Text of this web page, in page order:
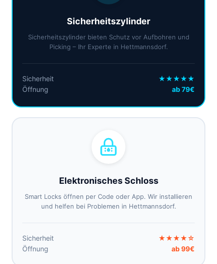
Sicherheitszylinder
Sicherheitszylinder bieten Schutz vor Aufbohren und
Picking – Ihr Experte in Hettmannsdorf.
Sicherheit
★★★★★
Öffnung
ab 79€
Elektronisches Schloss
Smart Locks öffnen per Code oder App. Wir installieren
und helfen bei Problemen in Hettmannsdorf.
Sicherheit
★★★★☆
Öffnung
ab 99€